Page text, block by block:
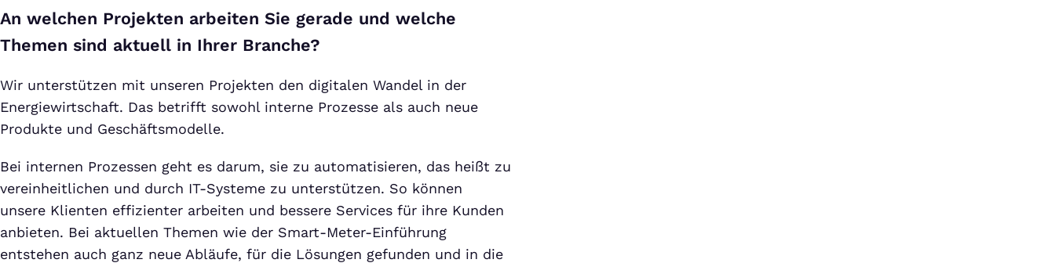
An welchen Projekten arbeiten Sie gerade und welche
Themen sind aktuell in Ihrer Branche?
Wir unterstützen mit unseren Projekten den digitalen Wandel in der
Energiewirtschaft. Das betrifft sowohl interne Prozesse als auch neue
Produkte und Geschäftsmodelle.
Bei internen Prozessen geht es darum, sie zu automatisieren, das heißt zu
vereinheitlichen und durch IT-Systeme zu unterstützen. So können
unsere Klienten effizienter arbeiten und bessere Services für ihre Kunden
anbieten. Bei aktuellen Themen wie der Smart-Meter-Einführung
entstehen auch ganz neue Abläufe, für die Lösungen gefunden und in die